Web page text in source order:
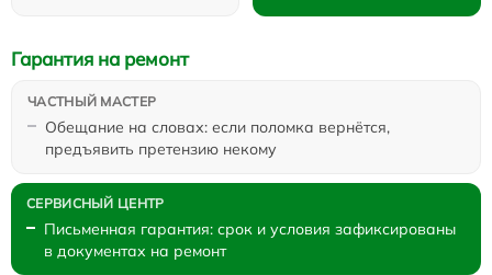
Обещание на словах: если поломка вернётся,
предъявить претензию некому
Гарантия на ремонт
Письменная гарантия: срок и условия зафиксированы
в документах на ремонт